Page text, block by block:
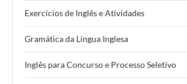
Exercícios de Inglês e Atividades
Gramática da Língua Inglesa
Inglês para Concurso e Processo Seletivo